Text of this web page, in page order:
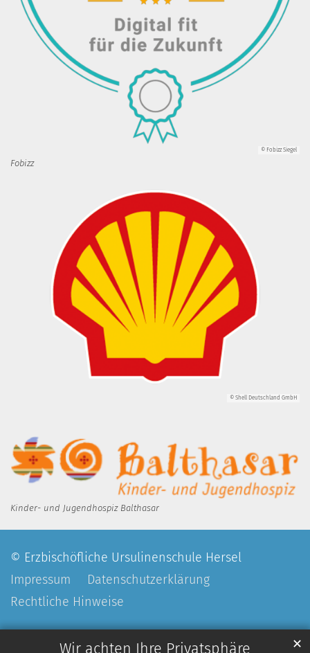
Wir achten Ihre Privatsphäre ✕
© Fobizz Siegel
Fobizz
© Shell Deutschland GmbH
Kinder- und Jugendhospiz Balthasar
© Erzbischöfliche Ursulinenschule Hersel
Impressum
Datenschutzerklärung
Rechtliche Hinweise